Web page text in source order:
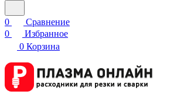
0
Сравнение
0
Избранное
0 Корзина